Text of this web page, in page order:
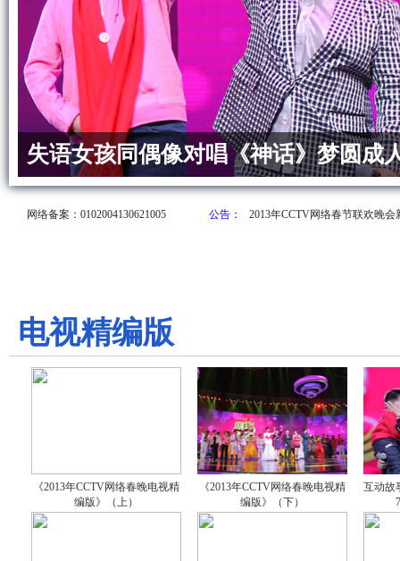
失语女孩同偶像对唱《神话》梦圆成
网络备案：0102004130621005 公告： 2013年CCTV网络春节联欢晚会
电视精编版
《2013年CCTV网络春晚电视精
编版》（上）
《2013年CCTV网络春晚电视精
编版》（下）
互动故